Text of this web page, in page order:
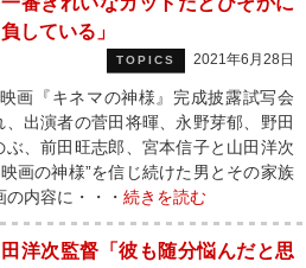
している」
TOPICS 2021年6月28日
画『キネマの神様』完成披露試写会
出演者の菅田将暉、永野芽郁、野田
、前田旺志郎、宮本信子と山田洋次
画の神様”を信じ続けた男とその家族
内容に・・・ 続きを読む
洋次監督「彼も随分悩んだと思